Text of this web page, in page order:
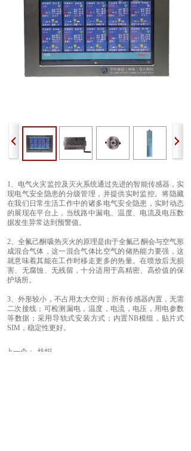
1、电气火灾监控及灭火系统通过先进的智能传感器，实
现电气安全隐患的分级管理，并提供实时监控。将隐藏
在我们日常生活工作中的诸多电气安全隐患，实时动态
的展现在平台上，当线路中漏电、温度、电流及电压数
据发生异常达到预警值。
2、全氟己酮吸热灭火的原理是由于全氟己酮会与空气形
成混合气体，这一混合气体比空气的储热能力要强，这
就意味着其能在工作时移走更多的热量。在喷放后无损
害、无腐蚀、无残留，十分适用于高精密、高价值的保
护场所。
3、外形较小，不占用太大空间；所有传感器内置，无需
二次接线；可检测漏电，温度，电流，电压，用电参数
等数据；采用导轨式安装方式；内置NB模组，贴片式
SIM，稳定性更好。
上一个：
纺织